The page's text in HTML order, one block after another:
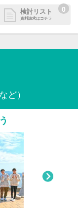
検討リスト
資料請求はコチラ
0
追加しました
す
ど）